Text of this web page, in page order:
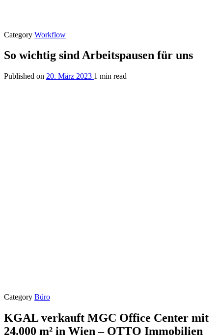
Category Workflow
So wichtig sind Arbeitspausen für uns
Published on 20. März 2023 1 min read
Category Büro
KGAL verkauft MGC Office Center mit
24.000 m² in Wien – OTTO Immobilien